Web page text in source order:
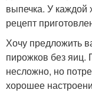
выпечка. У каждой
рецепт
Хочу предложить
пирожков без яиц.
несложно, но
хорошее